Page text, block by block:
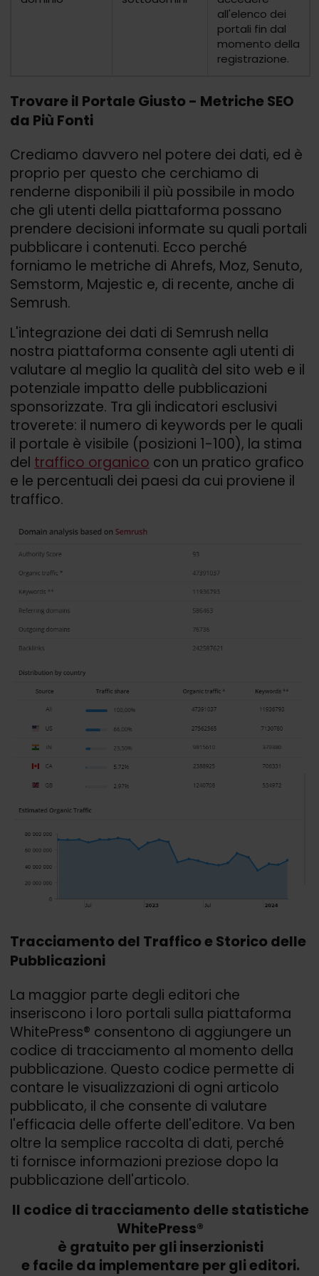
all'elenco dei
portali fin dal
momento della
registrazione.
Trovare il Portale Giusto - Metriche SEO
da Più Fonti
Crediamo davvero nel potere dei dati, ed è
proprio per questo che cerchiamo di
renderne disponibili il più possibile in modo
che gli utenti della piattaforma possano
prendere decisioni informate su quali portali
pubblicare i contenuti. Ecco perché
forniamo le metriche di Ahrefs, Moz, Senuto,
Semstorm, Majestic e, di recente, anche di
Semrush.
L'integrazione dei dati di Semrush nella
nostra piattaforma consente agli utenti di
valutare al meglio la qualità del sito web e il
potenziale impatto delle pubblicazioni
sponsorizzate. Tra gli indicatori esclusivi
troverete: il numero di keywords per le quali
il portale è visibile (posizioni 1-100), la stima
del traffico organico con un pratico grafico
e le percentuali dei paesi da cui proviene il
traffico.
Tracciamento del Traffico e Storico delle
Pubblicazioni
La maggior parte degli editori che
inseriscono i loro portali sulla piattaforma
WhitePress® consentono di aggiungere un
codice di tracciamento al momento della
pubblicazione. Questo codice permette di
contare le visualizzazioni di ogni articolo
pubblicato, il che consente di valutare
l'efficacia delle offerte dell'editore. Va ben
oltre la semplice raccolta di dati, perché
ti fornisce informazioni preziose dopo la
pubblicazione dell'articolo.
Il codice di tracciamento delle statistiche
WhitePress®
è gratuito per gli inserzionisti
e facile da implementare per gli editori.